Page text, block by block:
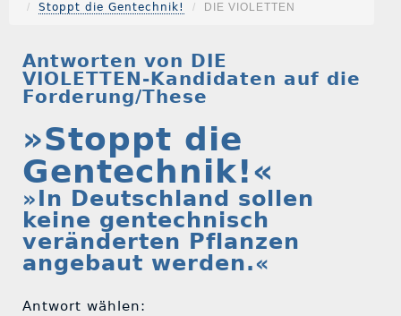
Stoppt die Gentechnik! DIE VIOLETTEN
Antworten von DIE
VIOLETTEN-Kandidaten auf die
Forderung/These
»Stoppt die
Gentechnik!«
»In Deutschland sollen
keine gentechnisch
veränderten Pflanzen
angebaut werden.«
Antwort wählen: